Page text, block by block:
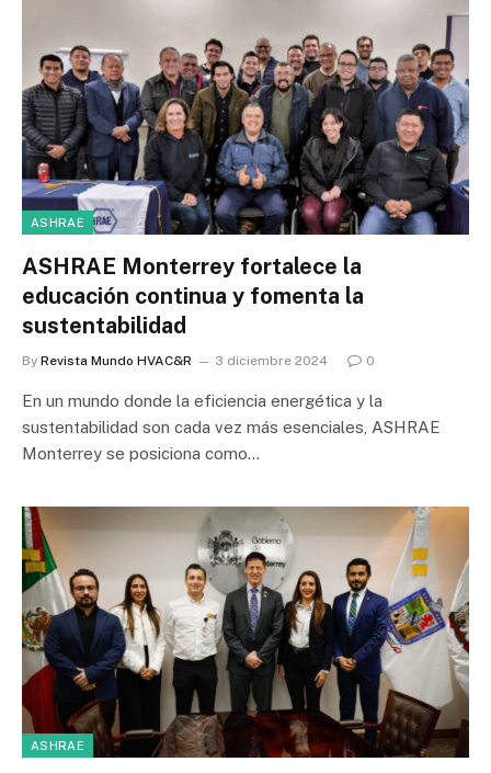
ASHRAE
ASHRAE Monterrey fortalece la
educación continua y fomenta la
sustentabilidad
By Revista Mundo HVAC&R 3 diciembre 2024 0
En un mundo donde la eficiencia energética y la
sustentabilidad son cada vez más esenciales, ASHRAE
Monterrey se posiciona como…
ASHRAE